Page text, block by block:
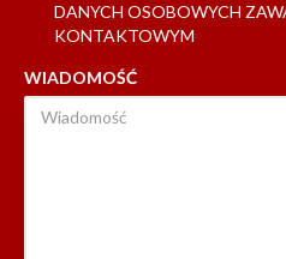
DANYCH OSOBOWYCH
KONTAKTOWYM
WIADOMOŚĆ